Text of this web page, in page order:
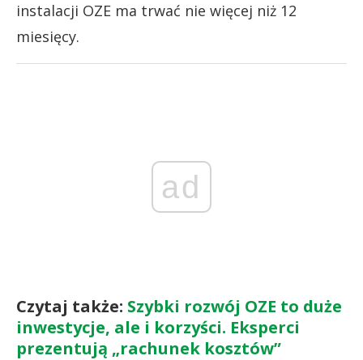
instalacji OZE ma trwać nie więcej niż 12
miesięcy.
ad
Czytaj także: Szybki rozwój OZE to duże
inwestycje, ale i korzyści. Eksperci
prezentują „rachunek kosztów”